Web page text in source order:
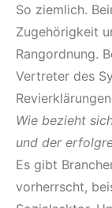
So ziemlich.
Zugehörigkeit
Rangordnung.
Vertreter des
Wie bezieht
und der
Es gibt
vorherrscht,